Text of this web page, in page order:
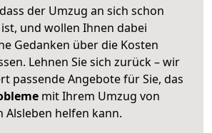
der Umzug an sich schon
und wollen Ihnen dabei
Gedanken über die Kosten
Lehnen Sie sich zurück – wir
passende Angebote für Sie, das
mit Ihrem Umzug von
Alsleben helfen kann.